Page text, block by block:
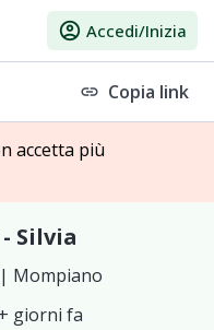
account_circle Accedi/Inizia
link Copia link
accetta più
Silvia
Mompiano
giorni fa